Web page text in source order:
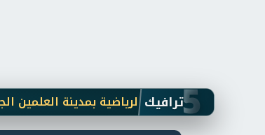
5ترافيك
الأنشطة الرياضية بمدينة العلمين